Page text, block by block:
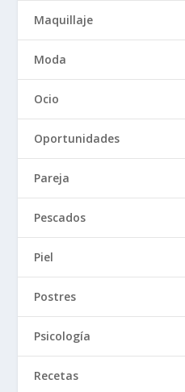
Maquillaje
Moda
Ocio
Oportunidades
Pareja
Pescados
Piel
Postres
Psicología
Recetas